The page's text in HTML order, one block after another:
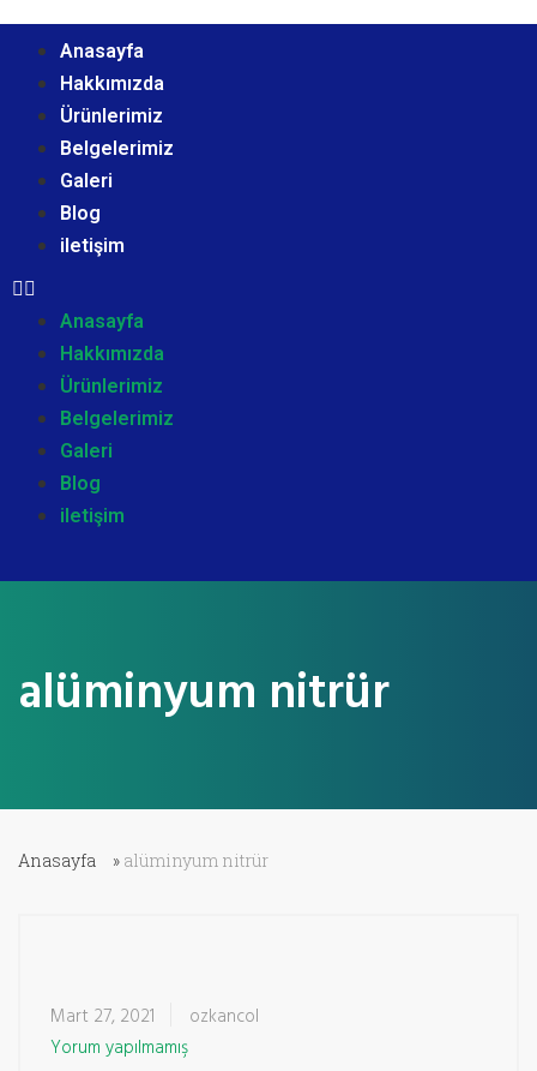
Anasayfa
Hakkımızda
Ürünlerimiz
Belgelerimiz
Galeri
Blog
iletişim
Anasayfa
Hakkımızda
Ürünlerimiz
Belgelerimiz
Galeri
Blog
iletişim
alüminyum nitrür
Anasayfa » alüminyum nitrür
Mart 27, 2021
ozkancol
Yorum yapılmamış